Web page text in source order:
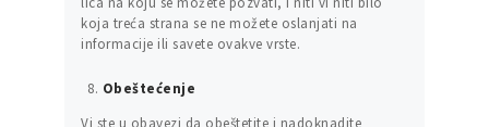
koja treća strana se ne možete oslanjati na
informacije ili savete ovakve vrste.
Obeštećenje
Vi ste u obavezi da obeštetite i nadoknadite